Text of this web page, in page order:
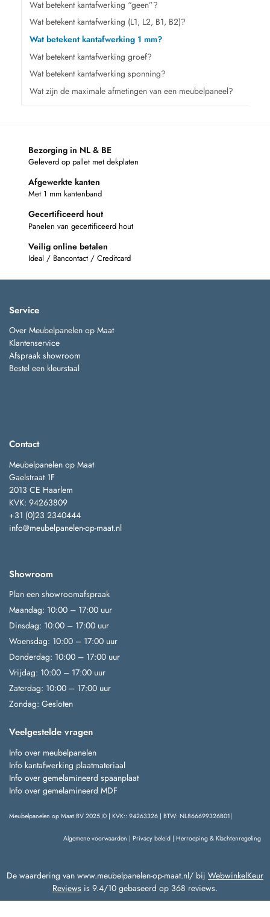
Wat betekent kantafwerking “geen”?
Wat betekent kantafwerking (L1, L2, B1, B2)?
Wat betekent kantafwerking 1 mm?
Wat betekent kantafwerking groef?
Wat betekent kantafwerking sponning?
Wat zijn de maximale afmetingen van een meubelpaneel?
Bezorging in NL & BE
Geleverd op pallet met dekplaten
Afgewerkte kanten
Met 1 mm kantenband
Gecertificeerd hout
Panelen van gecertificeerd hout
Veilig online betalen
Ideal / Bancontact / Creditcard
Service
Over Meubelpanelen op Maat
Klantenservice
Afspraak showroom
Bestel een kleurstaal
Contact
Meubelpanelen op Maat
Gaelstraat 1F
2013 CE Haarlem
KVK: 94263809
+31 (0)23 2340444
info@meubelpanelen-op-maat.nl
Showroom
Plan een showroomafspraak
Maandag: 10:00 – 17:00 uur
Dinsdag: 10:00 – 17:00 uur
Woensdag: 10:00 – 17:00 uur
Donderdag: 10:00 – 17:00 uur
Vrijdag: 10:00 – 17:00 uur
Zaterdag: 10:00 – 17:00 uur
Zondag: Gesloten
Veelgestelde vragen
Info over meubelpanelen
Info kantafwerking plaatmateriaal
Info over gemelamineerd spaanplaat
Info over gemelamineerd MDF
Meubelpanelen op Maat BV 2025 © | KVK:: 94263326 | BTW: NL866699326B01|
Algemene voorwaarden | Privacy beleid | Herroeping & Klachtenregeling
De waardering van www.meubelpanelen-op-maat.nl/ bij WebwinkelKeur
Reviews is 9.4/10 gebaseerd op 368 reviews.